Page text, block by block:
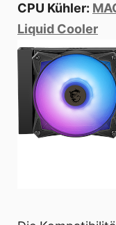
CPU Kühler:
Liquid Cooler